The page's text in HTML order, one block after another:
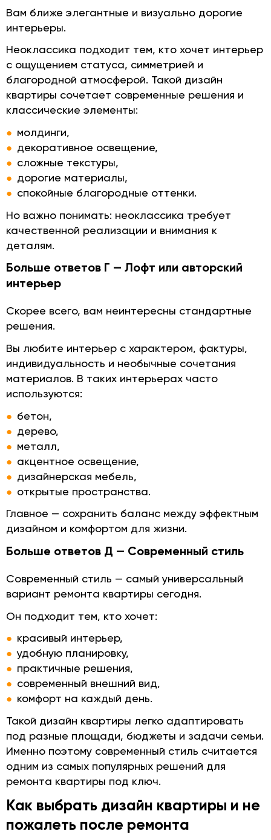
Вам ближе элегантные и визуально дорогие
интерьеры.
Неоклассика подходит тем, кто хочет интерьер
с ощущением статуса, симметрией и
благородной атмосферой. Такой дизайн
квартиры сочетает современные решения и
классические элементы:
молдинги,
декоративное освещение,
сложные текстуры,
дорогие материалы,
спокойные благородные оттенки.
Но важно понимать: неоклассика требует
качественной реализации и внимания к
деталям.
Больше ответов Г — Лофт или авторский
интерьер
Скорее всего, вам неинтересны стандартные
решения.
Вы любите интерьер с характером, фактуры,
индивидуальность и необычные сочетания
материалов. В таких интерьерах часто
используются:
бетон,
дерево,
металл,
акцентное освещение,
дизайнерская мебель,
открытые пространства.
Главное — сохранить баланс между эффектным
дизайном и комфортом для жизни.
Больше ответов Д — Современный стиль
Современный стиль — самый универсальный
вариант ремонта квартиры сегодня.
Он подходит тем, кто хочет:
красивый интерьер,
удобную планировку,
практичные решения,
современный внешний вид,
комфорт на каждый день.
Такой дизайн квартиры легко адаптировать
под разные площади, бюджеты и задачи семьи.
Именно поэтому современный стиль считается
одним из самых популярных решений для
ремонта квартиры под ключ.
Как выбрать дизайн квартиры и не
пожалеть после ремонта